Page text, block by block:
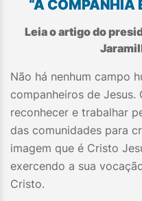
“A COMPANHIA
Leia o artigo do
Não há nenhum campo
companheiros de Jesus.
reconhecer e trabalhar
das comunidades para
imagem que é Cristo
exercendo a sua
Cristo.